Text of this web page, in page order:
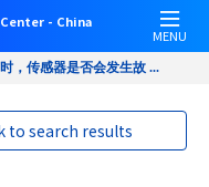
- China
MENU
，传感器是否会发生故 ...
to search results